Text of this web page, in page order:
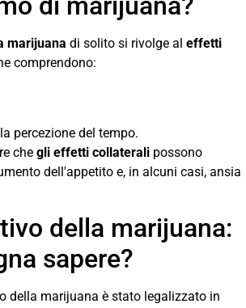
marijuana di solito si rivolge al effetti
comprendono:
percezione del tempo.
che gli effetti collaterali possono
dell'appetito e, in alcuni casi, ansia
della marijuana:
sapere?
della marijuana è stato legalizzato in